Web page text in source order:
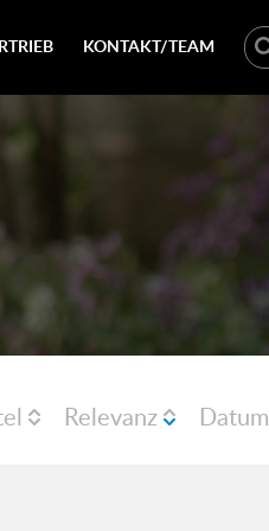
KONTAKT/TEAM
Relevanz Datum